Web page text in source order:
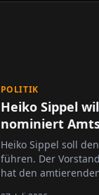
POLITIK
Heiko Sippel
nominiert
Heiko Sippel soll
führen. Der
hat den